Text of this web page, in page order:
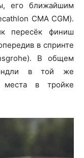
его ближайшим
CMA CGM).
пересёк финиш
в спринте
В общем
в той же
места в тройке